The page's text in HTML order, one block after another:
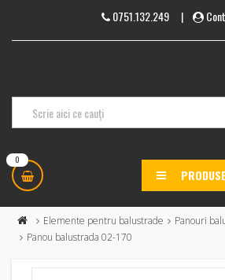
0751.132.249|
0
Elemente pentru balustrade
Panouri
Panou balustrada 02-170